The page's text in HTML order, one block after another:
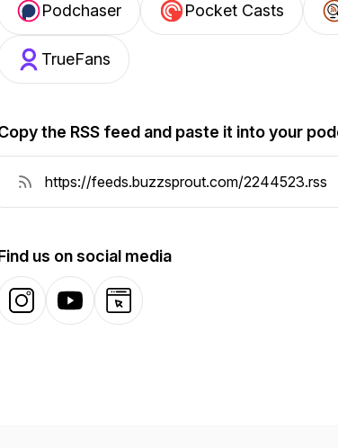
Podchaser Pocket Casts
TrueFans
the RSS feed and paste it into your
us on social media
InstagramYouTubeWebsite